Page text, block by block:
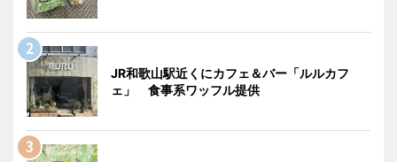
JR和歌山駅近くにカフェ＆バー「ルルカフ
ェ」 食事系ワッフル提供